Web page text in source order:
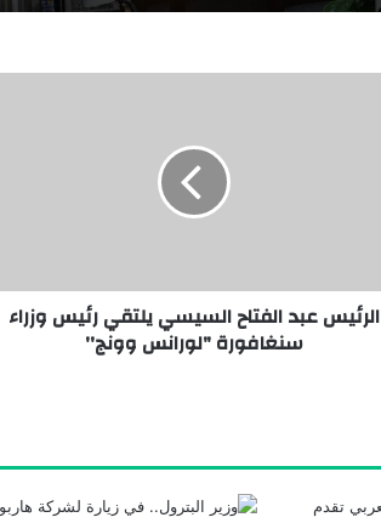
الرئيس عبد الفتاح السيسي يلتقي رئيس وزراء
سنغافورة "لورانس وونج''